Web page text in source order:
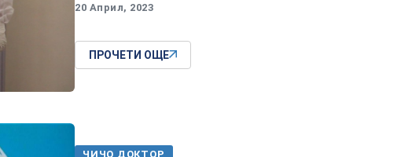
20 Април, 2023
ПРОЧЕТИ ОЩЕ
ЧИЧО ДОКТОР